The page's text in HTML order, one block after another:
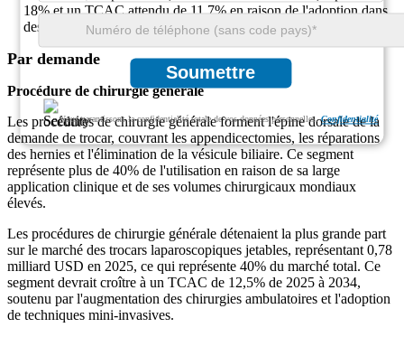
Soumettre
Nous garantissons la confidentialité totale de vos données personnelles.Confidentialité
18% et un TCAC attendu de 11,7% en raison de l'adoption dans
des pratiques laparoscopiques de niche.
Par demande
Procédure de chirurgie générale
Les procédures de chirurgie générale forment l'épine dorsale de la
demande de trocar, couvrant les appendicectomies, les réparations
des hernies et l'élimination de la vésicule biliaire. Ce segment
représente plus de 40% de l'utilisation en raison de sa large
application clinique et de ses volumes chirurgicaux mondiaux
élevés.
Les procédures de chirurgie générale détenaient la plus grande part
sur le marché des trocars laparoscopiques jetables, représentant 0,78
milliard USD en 2025, ce qui représente 40% du marché total. Ce
segment devrait croître à un TCAC de 12,5% de 2025 à 2034,
soutenu par l'augmentation des chirurgies ambulatoires et l'adoption
de techniques mini-invasives.